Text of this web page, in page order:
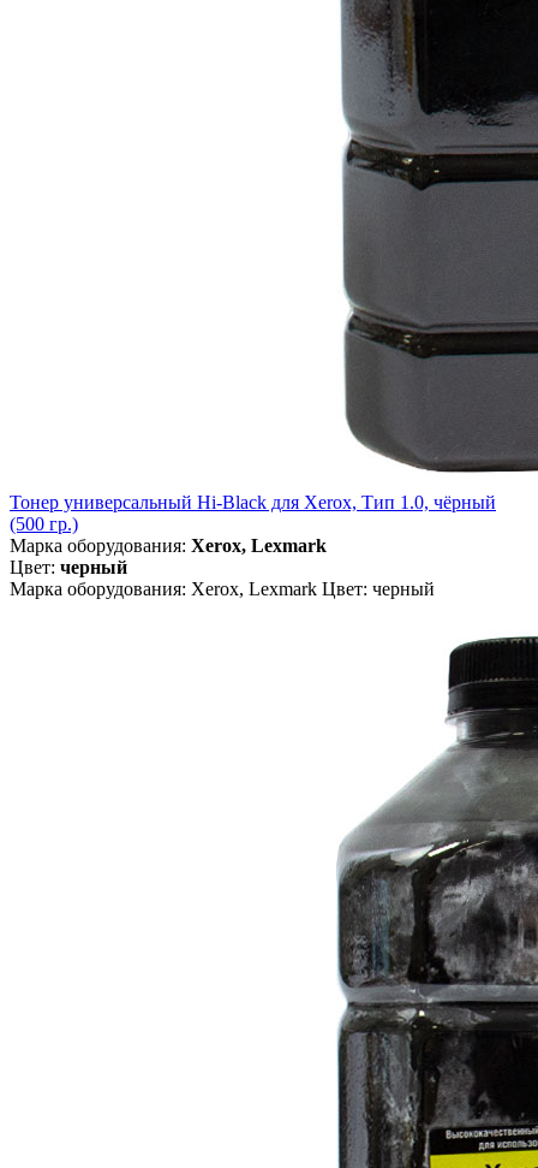
Тонер универсальный Hi-Black для Xerox, Тип 1.0, чёрный
(500 гр.)
Марка оборудования: Xerox, Lexmark
Цвет: черный
Марка оборудования: Xerox, Lexmark Цвет: черный